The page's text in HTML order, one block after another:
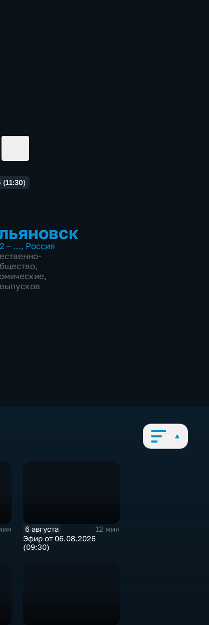
– …, Россия
,
,
6 августа
12 мин
Эфир от 06.08.2026
(09:30)